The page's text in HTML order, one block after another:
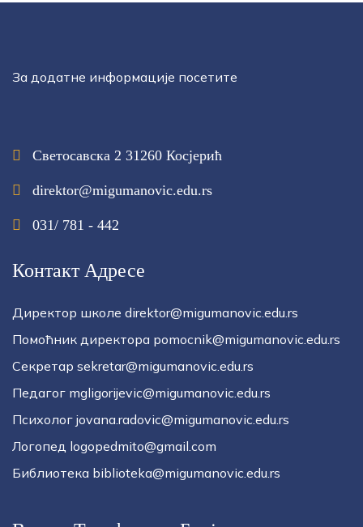
За додатне информације посетите
Светосавска 2 31260 Косјерић
direktor@migumanovic.edu.rs
031/ 781 - 442
Контакт Адресе
Директор школе direktor@migumanovic.edu.rs
Помоћник директора pomocnik@migumanovic.edu.rs
Секретар sekretar@migumanovic.edu.rs
Педагог mgligorijevic@migumanovic.edu.rs
Психолог jovana.radovic@migumanovic.edu.rs
Логопед logopedmito@gmail.com
Библиотека biblioteka@migumanovic.edu.rs